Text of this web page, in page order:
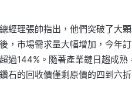
經理張帥指出，他們突破了大
，市場需求量大幅增加，今年
過144%。隨著產業鏈日趨成
石的回收價僅剩原價的四到六